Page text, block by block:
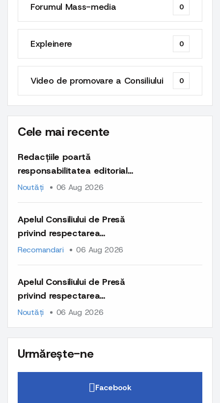
Forumul Mass-media 0
Expleinere 0
Video de promovare a Consiliului 0
Cele mai recente
Redacțiile poartă
responsabilitatea editorială
și deontologică pentru
Noutăți 06 Aug 2026
Apelul Consiliului de Presă
privind respectarea
normelor deontologice la
comunicatelor de presă
Recomandari 06 Aug 2026
Apelul Consiliului de Presă
privind respectarea
normelor deontologice la
caracter comercial și a
comunicatelor de presă
Noutăți 06 Aug 2026
Urmărește-ne
Facebook